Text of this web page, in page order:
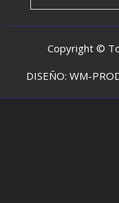
Copyright ©
DISEÑO: WM-